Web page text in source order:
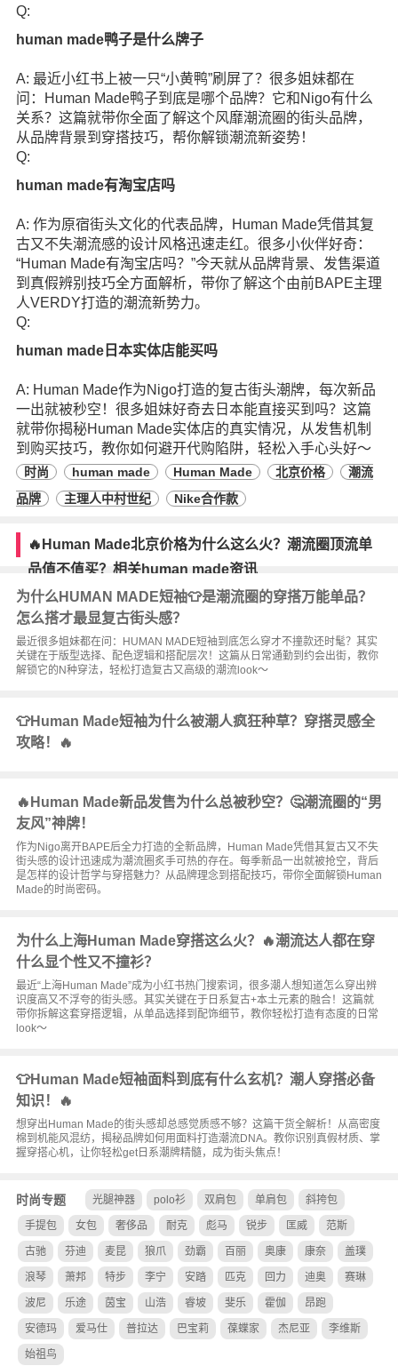
Q:
human made鸭子是什么牌子
A: 最近小红书上被一只“小黄鸭”刷屏了？很多姐妹都在
问：Human Made鸭子到底是哪个品牌？它和Nigo有什么
关系？这篇就带你全面了解这个风靡潮流圈的街头品牌，
从品牌背景到穿搭技巧，帮你解锁潮流新姿势！
Q:
human made有淘宝店吗
A: 作为原宿街头文化的代表品牌，Human Made凭借其复
古又不失潮流感的设计风格迅速走红。很多小伙伴好奇：
“Human Made有淘宝店吗？”今天就从品牌背景、发售渠道
到真假辨别技巧全方面解析，带你了解这个由前BAPE主理
人VERDY打造的潮流新势力。
Q:
human made日本实体店能买吗
A: Human Made作为Nigo打造的复古街头潮牌，每次新品
一出就被秒空！很多姐妹好奇去日本能直接买到吗？这篇
就带你揭秘Human Made实体店的真实情况，从发售机制
到购买技巧，教你如何避开代购陷阱，轻松入手心头好～
时尚 human made Human Made 北京价格
潮流
品牌
主理人中村世纪 Nike合作款
🔥Human Made北京价格为什么这么火？潮流圈顶流单
品值不值买？相关human made资讯
为什么HUMAN MADE短袖👕是潮流圈的穿搭万能单品？
怎么搭才最显复古街头感？
最近很多姐妹都在问：HUMAN MADE短袖到底怎么穿才不撞款还时髦？其实
关键在于版型选择、配色逻辑和搭配层次！这篇从日常通勤到约会出街，教你
解锁它的N种穿法，轻松打造复古又高级的潮流look～
👕Human Made短袖为什么被潮人疯狂种草？穿搭灵感全
攻略！🔥
🔥Human Made新品发售为什么总被秒空？🤔潮流圈的“男
友风”神牌！
作为Nigo离开BAPE后全力打造的全新品牌，Human Made凭借其复古又不失
街头感的设计迅速成为潮流圈炙手可热的存在。每季新品一出就被抢空，背后
是怎样的设计哲学与穿搭魅力？从品牌理念到搭配技巧，带你全面解锁Human
Made的时尚密码。
为什么上海Human Made穿搭这么火？🔥潮流达人都在穿
什么显个性又不撞衫？
最近“上海Human Made”成为小红书热门搜索词，很多潮人想知道怎么穿出辨
识度高又不浮夸的街头感。其实关键在于日系复古+本土元素的融合！这篇就
带你拆解这套穿搭逻辑，从单品选择到配饰细节，教你轻松打造有态度的日常
look～
👕Human Made短袖面料到底有什么玄机？潮人穿搭必备
知识！🔥
想穿出Human Made的街头感却总感觉质感不够？这篇干货全解析！从高密度
棉到机能风混纺，揭秘品牌如何用面料打造潮流DNA。教你识别真假材质、掌
握穿搭心机，让你轻松get日系潮牌精髓，成为街头焦点！
时尚专题 光腿神器 polo衫 双肩包 单肩包 斜挎包
手提包 女包 奢侈品 耐克 彪马 锐步 匡威 范斯
古驰 芬迪 麦昆 狼爪 劲霸 百丽 奥康 康奈 盖璞
浪琴 萧邦 特步 李宁 安踏 匹克 回力 迪奥 赛琳
波尼 乐途 茵宝 山浩 睿坡 斐乐 霍伽 昂跑
安德玛 爱马仕 普拉达 巴宝莉 葆蝶家 杰尼亚 李维斯
始祖鸟